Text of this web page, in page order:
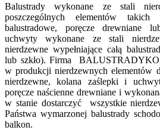
Balustrady wykonane ze stali
poszczególnych elementów
balustradowe, poręcze drewniane
uchwyty wykonane ze stali
nierdzewne wypełniające całą
lub szkło). Firma
w produkcji nierdzewnych elementów
nierdzewne, kolana zaślepki i
poręcze naścienne drewniane i
w stanie dostarczyć wszystkie
Państwa wymarzonej balustrady
balkon.